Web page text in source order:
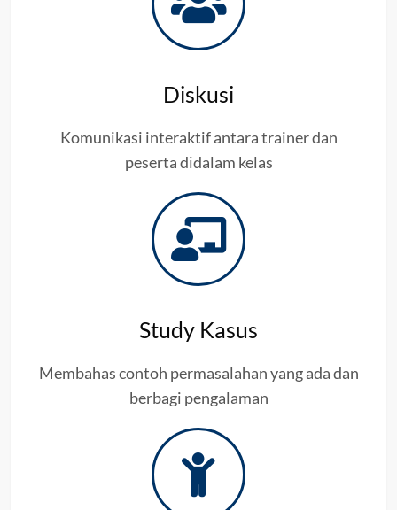
Diskusi
Komunikasi interaktif antara trainer dan
peserta didalam kelas
Study Kasus
Membahas contoh permasalahan yang ada dan
berbagi pengalaman